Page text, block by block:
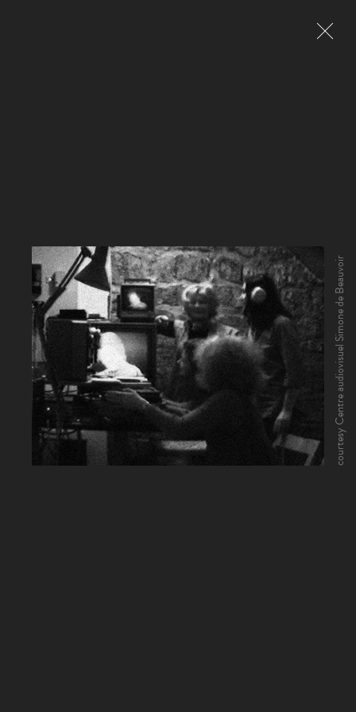
courtesy Centre audiovisuel Simone de Beauvoir